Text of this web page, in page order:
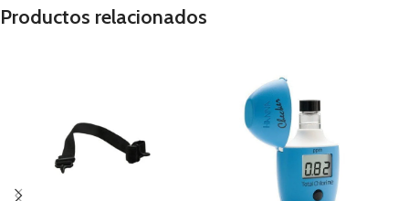
Productos relacionados